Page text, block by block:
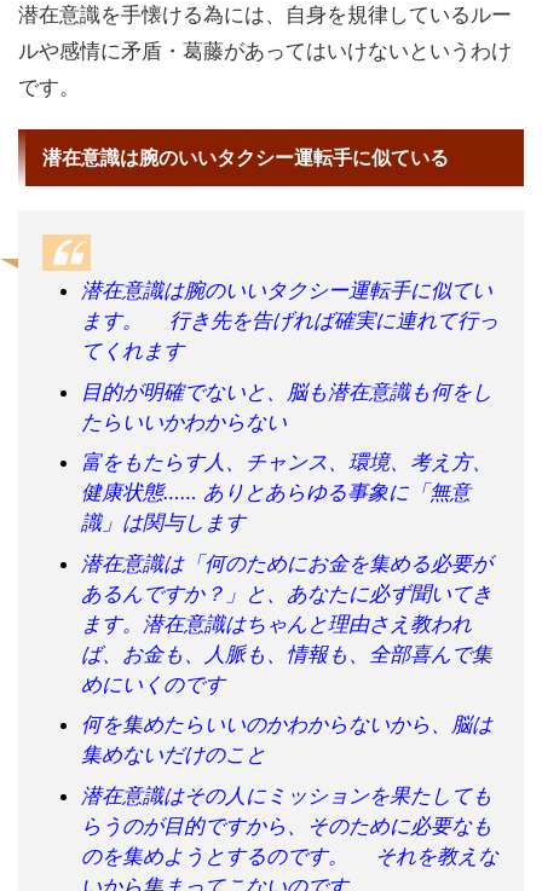
潜在意識を手懐ける為には、自身を規律しているルー
ルや感情に矛盾・葛藤があってはいけないというわけ
です。
潜在意識は腕のいいタクシー運転手に似ている
潜在意識は腕のいいタクシー運転手に似てい
ます。 行き先を告げれば確実に連れて行っ
てくれます
目的が明確でないと、脳も潜在意識も何をし
たらいいかわからない
富をもたらす人、チャンス、環境、考え方、
健康状態…… ありとあらゆる事象に「無意
識」は関与します
潜在意識は「何のためにお金を集める必要が
あるんですか？」と、あなたに必ず聞いてき
ます。潜在意識はちゃんと理由さえ教われ
ば、お金も、人脈も、情報も、全部喜んで集
めにいくのです
何を集めたらいいのかわからないから、脳は
集めないだけのこと
潜在意識はその人にミッションを果たしても
らうのが目的ですから、そのために必要なも
のを集めようとするのです。 それを教えな
いから集まってこないのです